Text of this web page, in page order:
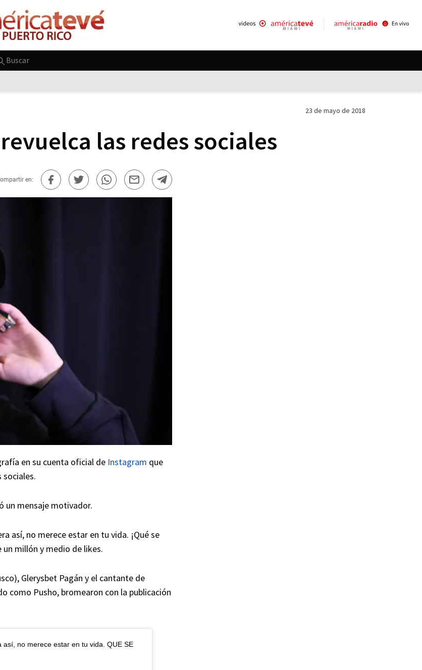
Buscar
23 de mayo de 2018
las redes sociales
en:
en su cuenta oficial de Instagram que
sociales.
un mensaje motivador.
así, no merece estar en tu vida. ¡Qué se
millón y medio de likes.
Glerysbet Pagán y el cantante de
como Pusho, bromearon con la publicación
no merece estar en tu vida. QUE SE